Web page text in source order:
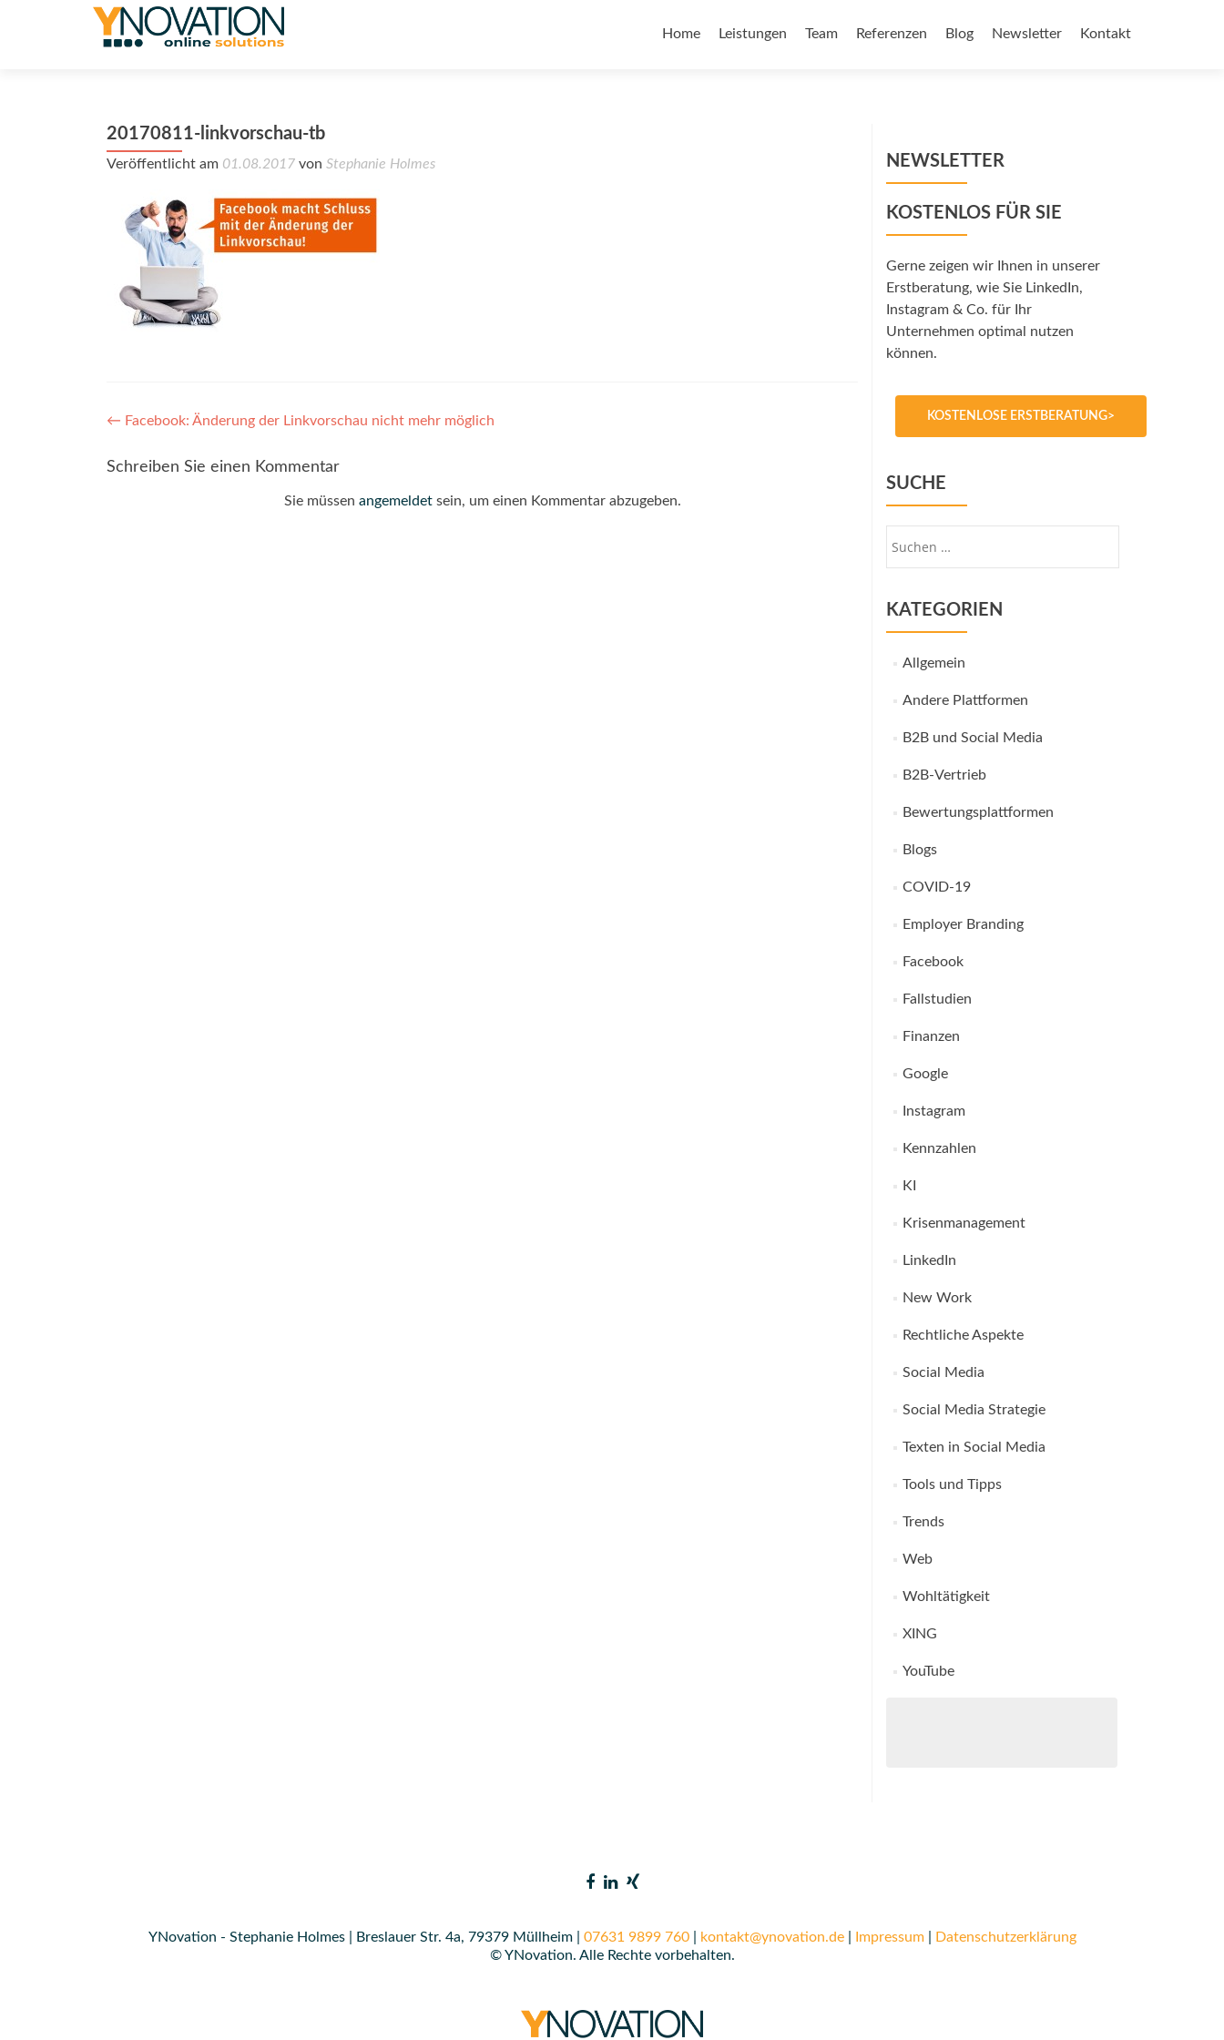
Home Leistungen Team Referenzen Blog Newsletter Kontakt
20170811-linkvorschau-tb
Veröffentlicht am 01.08.2017 von Stephanie Holmes
Post
navigation
← Facebook: Änderung der Linkvorschau nicht mehr möglich
Schreiben Sie einen Kommentar
Sie müssen angemeldetsein, um einen Kommentar abzugeben.
NEWSLETTER
KOSTENLOS FÜR SIE
Gerne zeigen wir Ihnen in unserer
Erstberatung, wie Sie LinkedIn,
Instagram & Co. für Ihr
Unternehmen optimal nutzen
können.
KOSTENLOSE ERSTBERATUNG>
SUCHE
KATEGORIEN
Allgemein
Andere Plattformen
B2B und Social Media
B2B-Vertrieb
Bewertungsplattformen
Blogs
COVID-19
Employer Branding
Facebook
Fallstudien
Finanzen
Google
Instagram
Kennzahlen
KI
Krisenmanagement
LinkedIn
New Work
Rechtliche Aspekte
Social Media
Social Media Strategie
Texten in Social Media
Tools und Tipps
Trends
Web
Wohltätigkeit
XING
YouTube
YNovation - Stephanie Holmes | Breslauer Str. 4a, 79379 Müllheim | 07631 9899 760| kontakt@ynovation.de| Impressum|
Datenschutzerklärung
© YNovation. Alle Rechte vorbehalten.